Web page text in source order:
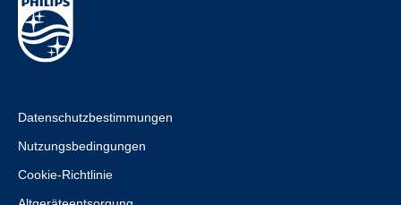
Datenschutzbestimmungen
Nutzungsbedingungen
Cookie-Richtlinie